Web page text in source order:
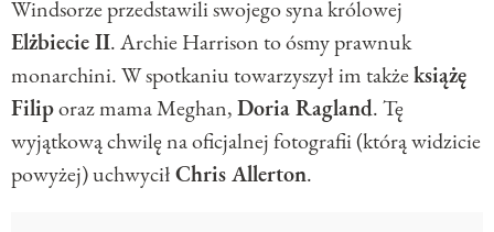
Windsorze przedstawili swojego syna królowej
Elżbiecie II. Archie Harrison to ósmy prawnuk
monarchini. W spotkaniu towarzyszył im takżeksiążę
Filiporaz mama Meghan,Doria Ragland. Tę
wyjątkową chwilę na oficjalnej fotografii (którą widzicie
powyżej) uchwyciłChris Allerton.